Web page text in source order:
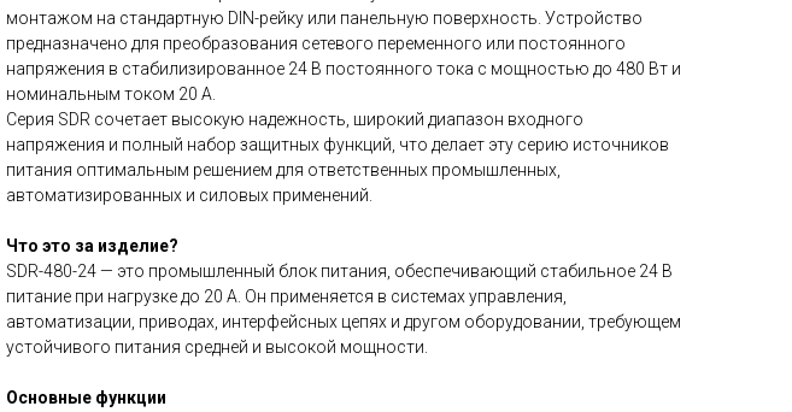
монтажом на стандартную DIN-рейку или панельную поверхность. Устройство
предназначено для преобразования сетевого переменного или постоянного
напряжения в стабилизированное 24 В постоянного тока с мощностью до 480 Вт и
номинальным током 20 А.
Серия SDR сочетает высокую надежность, широкий диапазон входного
напряжения и полный набор защитных функций, что делает эту серию источников
питания оптимальным решением для ответственных промышленных,
автоматизированных и силовых применений.
Что это за изделие?
SDR-480-24 — это промышленный блок питания, обеспечивающий стабильное 24 В
питание при нагрузке до 20 А. Он применяется в системах управления,
автоматизации, приводах, интерфейсных цепях и другом оборудовании, требующем
устойчивого питания средней и высокой мощности.
Основные функции